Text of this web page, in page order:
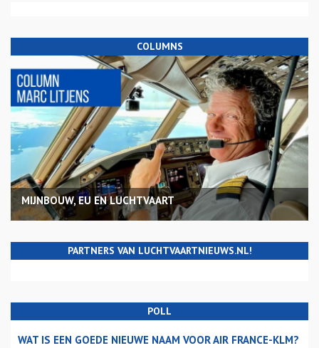
COLUMNS
MIJNBOUW, EU EN LUCHTVAART
PARTNERS VAN LUCHTVAARTNIEUWS.NL!
POLL
WAT IS EEN GOEDE NIEUWE NAAM VOOR AIR FRANCE-KLM?